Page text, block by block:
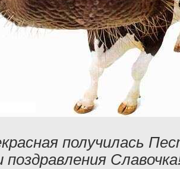
получилась
поздравления